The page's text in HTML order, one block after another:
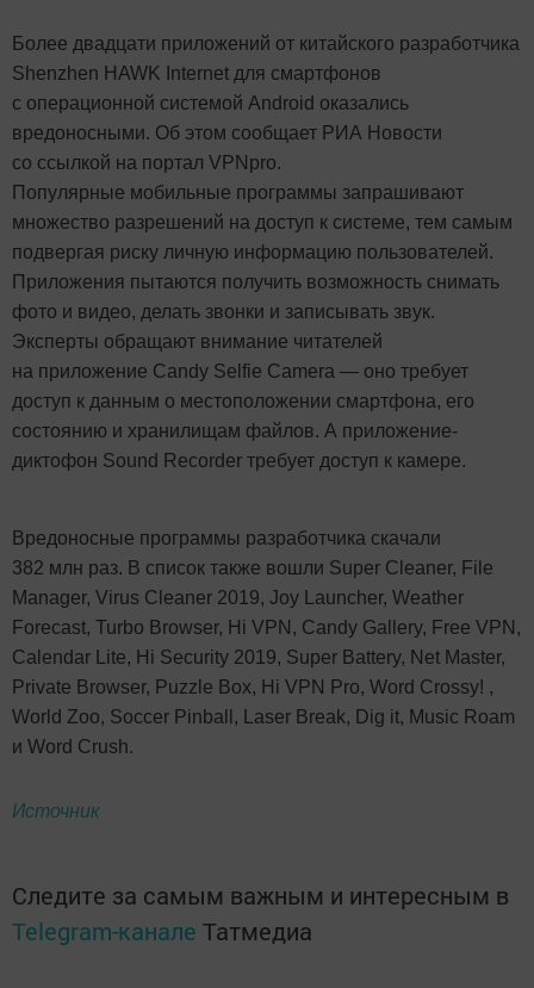
Более двадцати приложений от китайского разработчика
Shenzhen HAWK Internet для смартфонов
с операционной системой Android оказались
вредоносными. Об этом сообщает РИА Новости
со ссылкой на портал VPNpro.
Популярные мобильные программы запрашивают
множество разрешений на доступ к системе, тем самым
подвергая риску личную информацию пользователей.
Приложения пытаются получить возможность снимать
фото и видео, делать звонки и записывать звук.
Эксперты обращают внимание читателей
на приложение Candy Selfie Camera — оно требует
доступ к данным о местоположении смартфона, его
состоянию и хранилищам файлов. А приложение-
диктофон Sound Recorder требует доступ к камере.
Вредоносные программы разработчика скачали
382 млн раз. В список также вошли Super Cleaner, File
Manager, Virus Cleaner 2019, Joy Launcher, Weather
Forecast, Turbo Browser, Hi VPN, Candy Gallery, Free VPN,
Calendar Lite, Hi Security 2019, Super Battery, Net Master,
Private Browser, Puzzle Box, Hi VPN Pro, Word Crossy! ,
World Zoo, Soccer Pinball, Laser Break, Dig it, Music Roam
и Word Crush.
Источник
Следите за самым важным и интересным в
Telegram-канале Татмедиа